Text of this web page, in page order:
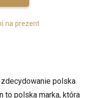
na prezent
polska
to polska marka, która